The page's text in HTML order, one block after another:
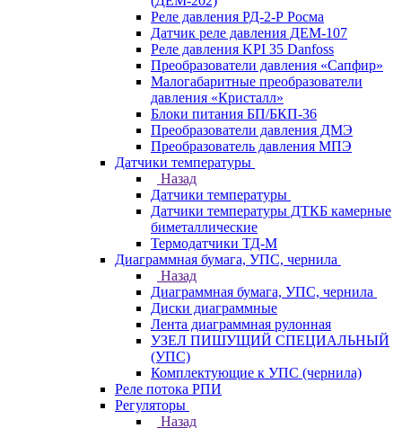
Реле давления РД-2-Р Росма
Датчик реле давления ДЕМ-107
Реле давления KPI 35 Danfoss
Преобразователи давления «Сапфир»
Малогабаритные преобразователи
давления «Кристалл»
Блоки питания БП/БКП-36
Преобразователи давления ДМЭ
Преобразователь давления МПЭ
Датчики температуры
Назад
Датчики температуры
Датчики температуры ДТКБ камерные
биметаллические
Термодатчики ТД-М
Диаграммная бумага, УПС, чернила
Назад
Диаграммная бумага, УПС, чернила
Диски диаграммные
Лента диаграммная рулонная
УЗЕЛ ПИШУЩИЙ СПЕЦИАЛЬНЫЙ
(УПС)
Комплектующие к УПС (чернила)
Реле потока РПИ
Регуляторы
Назад